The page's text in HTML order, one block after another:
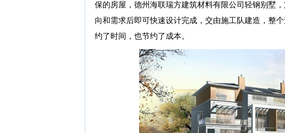
保的房屋，德州海联瑞方建筑材料有限公司轻钢别墅
向和需求后即可快速设计完成，交由施工队建造，整
约了时间，也节约了成本。